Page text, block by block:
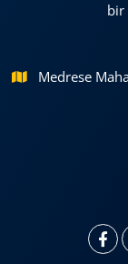
bir
Medrese